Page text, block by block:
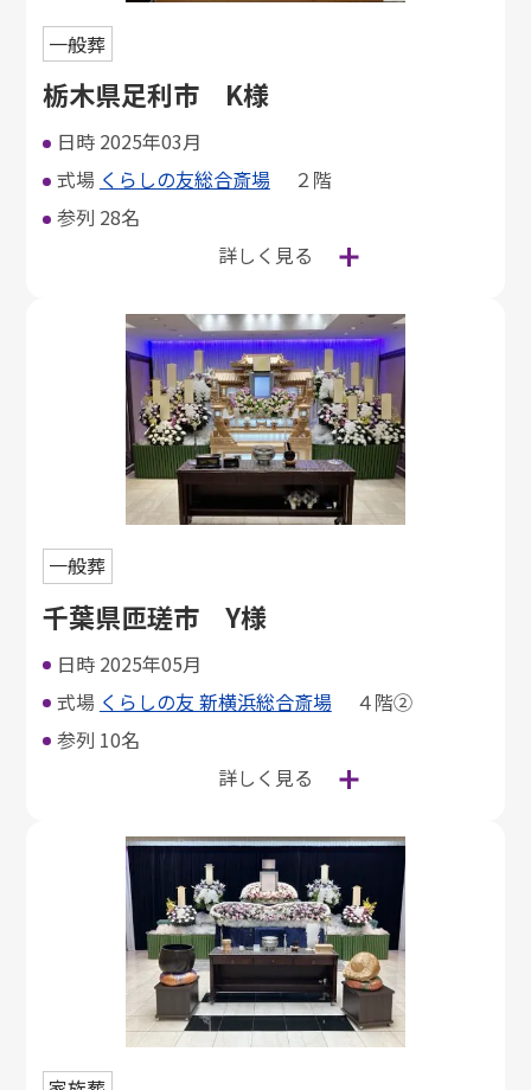
一般葬
栃木県足利市 K様
日時 2025年03月
式場 くらしの友総合斎場 ２階
参列 28名
詳しく見る
一般葬
千葉県匝瑳市 Y様
日時 2025年05月
式場 くらしの友 新横浜総合斎場 ４階②
参列 10名
詳しく見る